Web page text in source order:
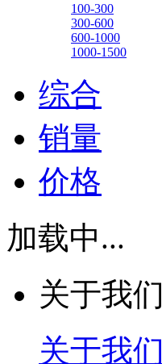
100-300
300-600
600-1000
1000-1500
综合
销量
价格
加载中...
关于我们
关于我们